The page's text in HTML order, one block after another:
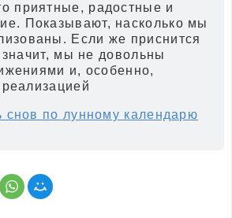
приятные, радостные и
Показывают, насколько мы
Если же приснится
мы не довольны
и, особенно,
снов по лунному календарю